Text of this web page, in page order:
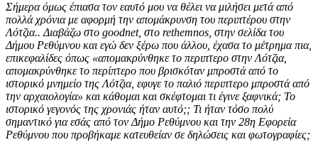
Σήμερα όμως έπιασα τον εαυτό μου να θέλει να μιλήσει μετά από
πολλά χρόνια με αφορμή την απομάκρυνση του περιπτέρου στην
Λότζια.. Διαβάζω στο goodnet, στο rethemnos, στην σελίδα του
Δήμου Ρεθύμνου και εγώ δεν ξέρω που άλλου, έχασα το μέτρημα πια,
επικεφαλίδες όπως «απομακρύνθηκε το περιπτερο στην Λότζια,
απομακρύνθηκε το περίπτερο που βρισκόταν μπροστά από το
ιστορικό μνημείο της Λότζια, εφυγε το παλιό περιπτερο μπροστά από
την αρχαιολογία» και κάθομαι και σκέφτομαι τι έγινε ξαφνικά; Το
ιστορικό γεγονός της χρονιάς ήταν αυτό;; Τι ήταν τόσο πολύ
σημαντικό για εσάς από τον Δήμο Ρεθύμνου και την 28η Εφορεία
Ρεθύμνου που προβήκαμε κατευθείαν σε δηλώσεις και φωτογραφίες;